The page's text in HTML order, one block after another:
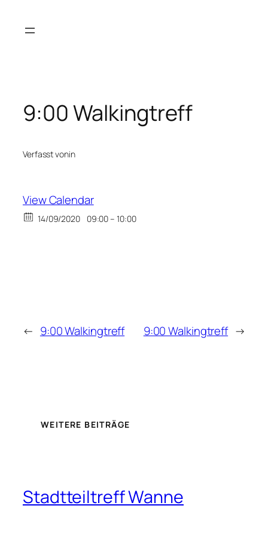
Inhalt
9:00 Walkingtreff
Verfasst vonin
View Calendar
14/09/2020 09:00 – 10:00
← 9:00 Walkingtreff 9:00 Walkingtreff →
WEITERE BEITRÄGE
Stadtteiltreff Wanne